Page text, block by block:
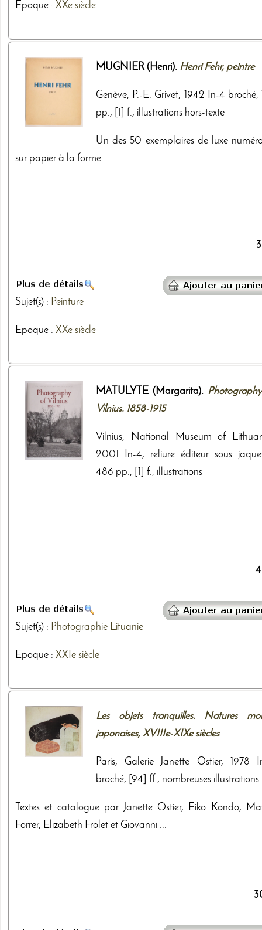
Epoque : XXe siècle
MUGNIER (Henri). Henri Fehr, peintre
Genève, P.-E. Grivet, 1942 In-4 broché,
pp., [1] f., illustrations hors-texte
Un des 50 exemplaires de luxe
sur papier à la forme.
Sujet(s) : Peinture
Epoque : XXe siècle
MATULYTE (Margarita).
Vilnius. 1858-1915
Vilnius, National Museum of
2001 In-4, reliure éditeur sous
486 pp., [1] f., illustrations
Sujet(s) : Photographie Lituanie
Epoque : XXIe siècle
Les objets tranquilles. Natures
japonaises, XVIIIe-XIXe siècles
Paris, Galerie Janette Ostier, 1978
broché, [94] ff., nombreuses illustrations
Textes et catalogue par Janette Ostier, Eiko Kondo,
Forrer, Elizabeth Frolet et Giovanni ...